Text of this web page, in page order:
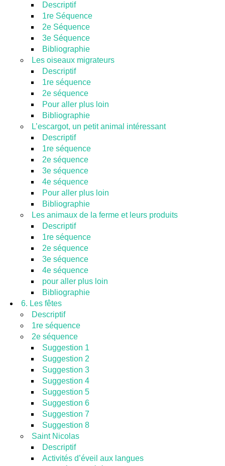
Descriptif
1re Séquence
2e Séquence
3e Séquence
Bibliographie
Les oiseaux migrateurs
Descriptif
1re séquence
2e séquence
Pour aller plus loin
Bibliographie
L’escargot, un petit animal intéressant
Descriptif
1re séquence
2e séquence
3e séquence
4e séquence
Pour aller plus loin
Bibliographie
Les animaux de la ferme et leurs produits
Descriptif
1re séquence
2e séquence
3e séquence
4e séquence
pour aller plus loin
Bibliographie
6. Les fêtes
Descriptif
1re séquence
2e séquence
Suggestion 1
Suggestion 2
Suggestion 3
Suggestion 4
Suggestion 5
Suggestion 6
Suggestion 7
Suggestion 8
Saint Nicolas
Descriptif
Activités d’éveil aux langues